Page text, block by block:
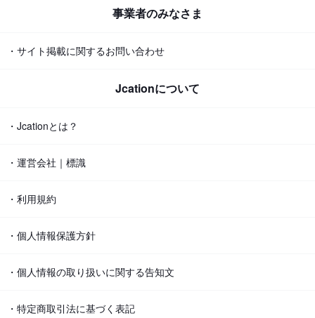
事業者のみなさま
・サイト掲載に関するお問い合わせ
Jcationについて
・Jcationとは？
・運営会社｜標識
・利用規約
・個人情報保護方針
・個人情報の取り扱いに関する告知文
・特定商取引法に基づく表記